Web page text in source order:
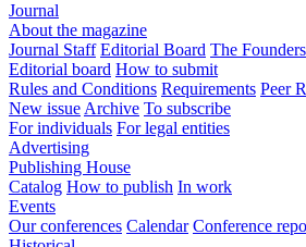
Journal
About the magazine
Journal Staff Editorial Board The Founders
Editorial board How to submit
Rules and Conditions Requirements Peer
New issue Archive To subscribe
For individuals For legal entities
Advertising
Publishing House
Catalog How to publish In work
Events
Our conferences Calendar Conference